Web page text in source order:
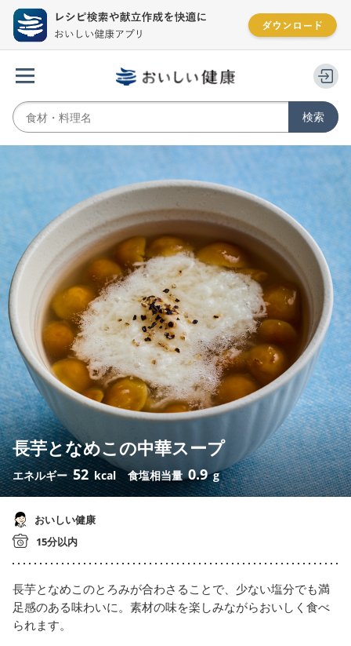
長芋となめこの中華スープ
エネルギー 52 kcal 食塩相当量0.9 g
おいしい健康
15分以内
長芋となめこのとろみが合わさることで、少ない塩分でも満
足感のある味わいに。素材の味を楽しみながらおいしく食べ
られます。